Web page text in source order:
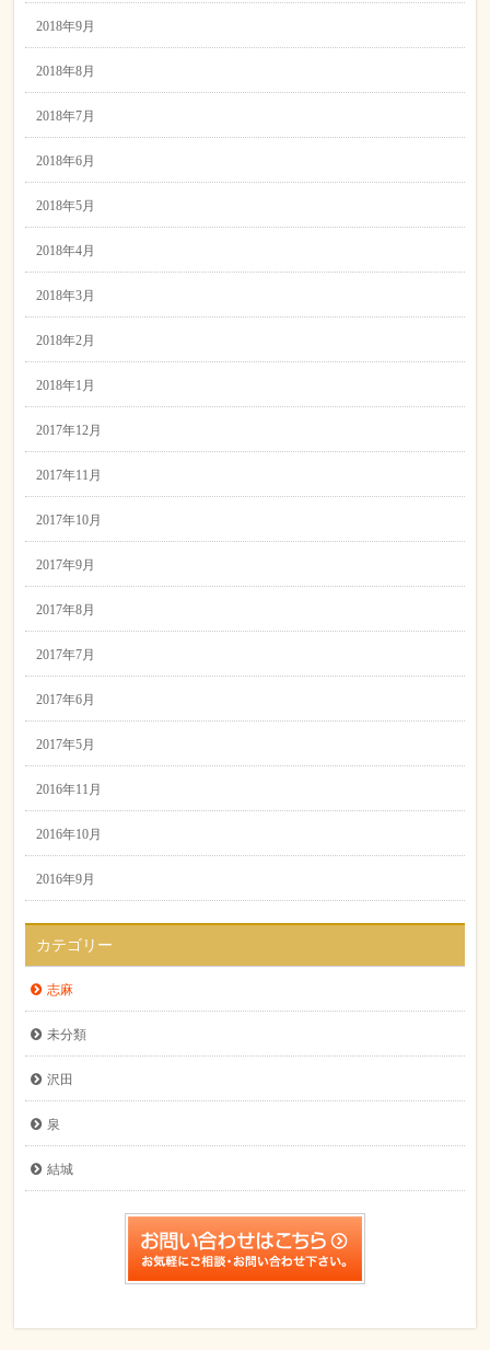
2018年9月
2018年8月
2018年7月
2018年6月
2018年5月
2018年4月
2018年3月
2018年2月
2018年1月
2017年12月
2017年11月
2017年10月
2017年9月
2017年8月
2017年7月
2017年6月
2017年5月
2016年11月
2016年10月
2016年9月
カテゴリー
志麻
未分類
沢田
泉
結城